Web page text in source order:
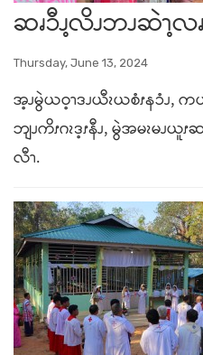
ဆၧၥီၪ့လိၪဘၪဆဲၫ့လၧ
Thursday, June 13, 2024
အ့ၪမွဲယဝ့ၫဒၪယီၩယစံၭနၥံၪ,
ဘျၪကိၭဂၩဒ့ၭနီၪ, မွဲအမၩမၪယူၭ
လီၫ.